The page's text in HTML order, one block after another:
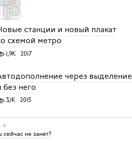
станции и новый плакат
схемой метро
1,9K 2017
через выделение
без него
3,1K 2015
→
сейчас не занят?